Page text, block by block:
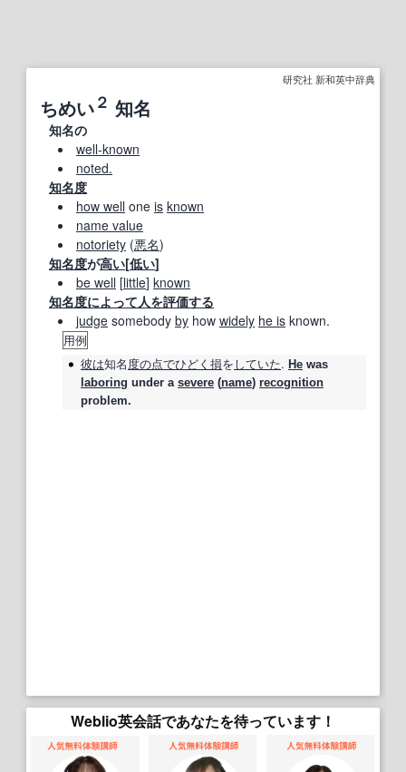
研究社 新和英中辞典
ちめい２ 知名
知名の
well‐known
noted.
知名度
how well one is known
name value
notoriety (悪名)
知名度が高い[低い]
be well [little] known
知名度によって人を評価する
judge somebody by how widely he is known.
用例
彼は知名度の点でひどく 損をしていた. He was
laboring under a severe (name) recognition
problem.
Weblio英会話であなたを待っています！